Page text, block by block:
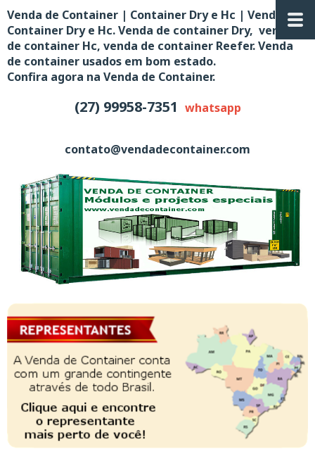
Venda de Container | Container Dry e Hc | Venda de
Container Dry e Hc. Venda de container Dry, venda
de container Hc, venda de container Reefer. Venda
de container usados em bom estado.
Confira agora na Venda de Container.
(27) 99958-7351 whatsapp
contato@vendadecontainer.com